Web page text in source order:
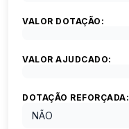
VALOR DOTAÇÃO:
VALOR AJUDCADO:
DOTAÇÃO REFORÇADA:
NÃO